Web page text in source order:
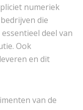
numeriek
die
deel van
Ook
en dit
van de